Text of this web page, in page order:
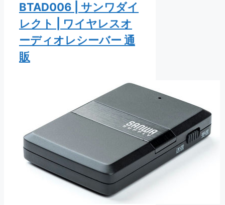
BTAD006 | サンワダイ
レクト | ワイヤレスオ
ーディオレシーバー 通
販